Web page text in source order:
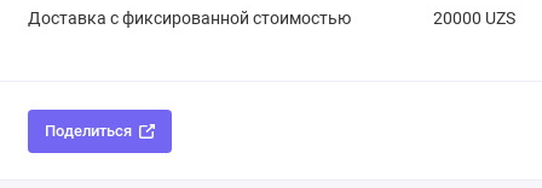
Доставка с фиксированной стоимостью
20000 UZS
Поделиться